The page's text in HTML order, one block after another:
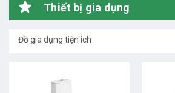
Thiết bị gia dụng
Đồ gia dụng tiện ich